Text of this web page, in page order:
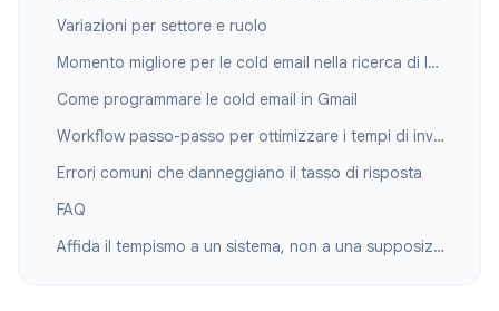
Variazioni per settore e ruolo
Momento migliore per le cold email nella ricerca di lavoro
Come programmare le cold email in Gmail
Workflow passo-passo per ottimizzare i tempi di invio
Errori comuni che danneggiano il tasso di risposta
FAQ
Affida il tempismo a un sistema, non a una supposizione